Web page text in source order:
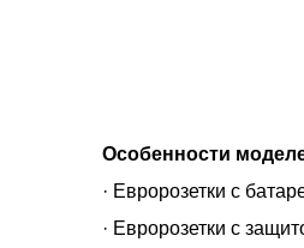
Особенности
· Евророзетки с
· Евророзетки с